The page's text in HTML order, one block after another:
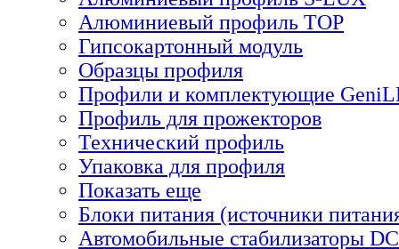
Алюминиевый профиль TOP
Гипсокартонный модуль
Образцы профиля
Профили и комплектующие
Профиль для прожекторов
Технический профиль
Упаковка для профиля
Показать еще
Блоки питания (источники
Автомобильные стабилизаторы